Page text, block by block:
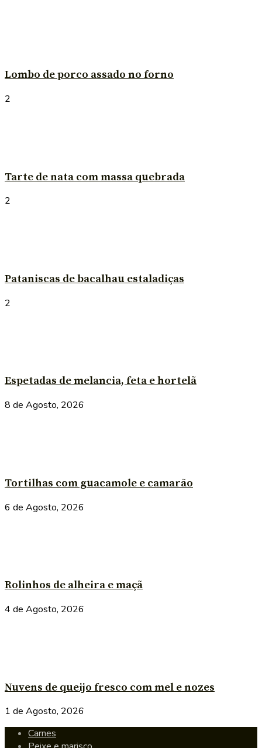
Lombo de porco assado no forno
2
Tarte de nata com massa quebrada
2
Pataniscas de bacalhau estaladiças
2
Espetadas de melancia, feta e hortelã
8 de Agosto, 2026
Tortilhas com guacamole e camarão
6 de Agosto, 2026
Rolinhos de alheira e maçã
4 de Agosto, 2026
Nuvens de queijo fresco com mel e nozes
1 de Agosto, 2026
Carnes